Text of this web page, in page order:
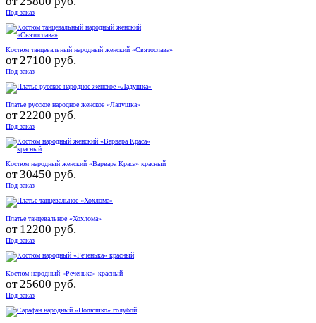
Под заказ
Костюм танцевальный народный женский «Святослава»
от27100 руб.
Под заказ
Платье русское народное женское «Ладушка»
от22200 руб.
Под заказ
Костюм народный женский «Варвара Краса» красный
от30450 руб.
Под заказ
Платье танцевальное «Хохлома»
от 12200 руб.
Под заказ
Костюм народный «Реченька» красный
от25600 руб.
Под заказ